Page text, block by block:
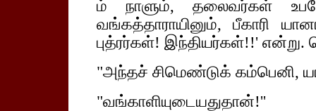
ம் நாளும், தலைவர்கள்
வங்கத்தாராயினும், பீகாரி
புத்ரர்கள்! இந்தியர்கள்!!' என்று.
"அந்தச் சிமெண்டுக் கம்பெனி,
"வங்காளியுடையதுதான்!''